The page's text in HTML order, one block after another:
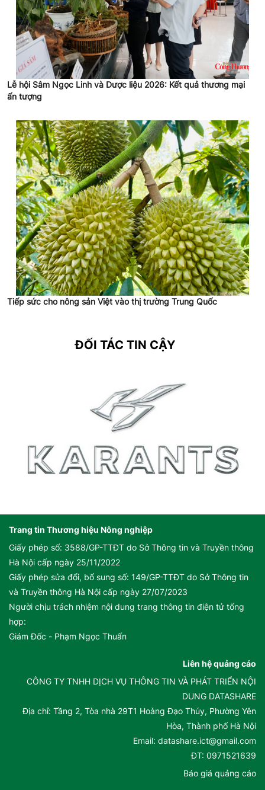
Lễ hội Sâm Ngọc Linh và Dược liệu 2026: Kết quả thương mại
ấn tượng
Tiếp sức cho nông sản Việt vào thị trường Trung Quốc
ĐỐI TÁC TIN CẬY
Trang tin Thương hiệu Nông nghiệp
Giấy phép số: 3588/GP-TTĐT do Sở Thông tin và Truyền thông
Hà Nội cấp ngày 25/11/2022
Giấy phép sửa đổi, bổ sung số: 149/GP-TTĐT do Sở Thông tin
và Truyền thông Hà Nội cấp ngày 27/07/2023
Người chịu trách nhiệm nội dung trang thông tin điện tử tổng
hợp:
Giám Đốc - Phạm Ngọc Thuấn
Liên hệ quảng cáo
CÔNG TY TNHH DỊCH VỤ THÔNG TIN VÀ PHÁT TRIỂN NỘI
DUNG DATASHARE
Địa chỉ: Tầng 2, Tòa nhà 29T1 Hoàng Đạo Thúy, Phường Yên
Hòa, Thành phố Hà Nội
Email: datashare.ict@gmail.com
ĐT: 0971521639
Báo giá quảng cáo